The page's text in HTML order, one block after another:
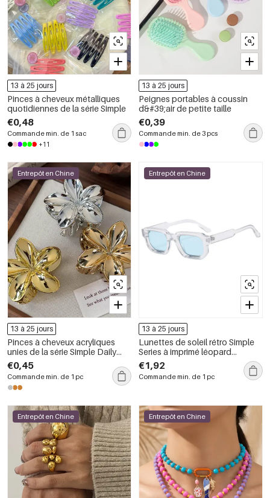
13 à 25 jours
Pinces à cheveux métalliques
quotidiennes de la série Simple
€0,48
Commande min. de 1 sac
+11
13 à 25 jours
Peignes portables à coussin
d&#39;air de petite taille
€0,39
Commande min. de 3 pcs
Entrepôt en Chine
13 à 25 jours
Pinces à cheveux acryliques
unies de la série Simple Daily
Flower
€0,45
Commande min. de 1 pc
Entrepôt en Chine
13 à 25 jours
Lunettes de soleil rétro Simple
Series à imprimé léopard
dégradé uni
€1,92
Commande min. de 1 pc
Entrepôt en Chine Entrepôt en Chine